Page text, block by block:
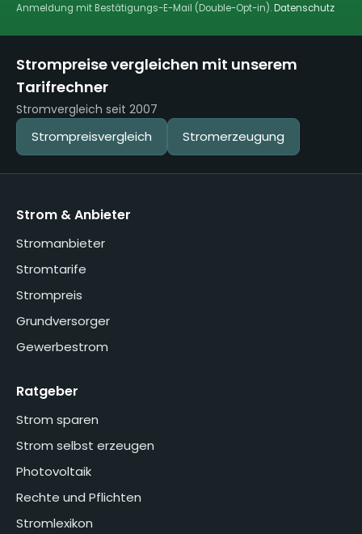
Anmeldung mit Bestätigungs-E-Mail (Double-Opt-in).Datenschutz
Strompreise vergleichen mit unserem
Tarifrechner
Stromvergleich seit 2007
Strompreisvergleich Stromerzeugung
Strom & Anbieter
Stromanbieter
Stromtarife
Strompreis
Grundversorger
Gewerbestrom
Ratgeber
Strom sparen
Strom selbst erzeugen
Photovoltaik
Rechte und Pflichten
Stromlexikon